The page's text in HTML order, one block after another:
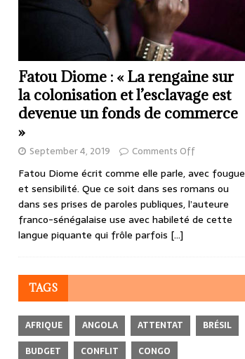
Fatou Diome : « La rengaine sur
la colonisation et l’esclavage est
devenue un fonds de commerce
»
September 4, 2019 Comments Off
Fatou Diome écrit comme elle parle, avec fougue
et sensibilité. Que ce soit dans ses romans ou
dans ses prises de paroles publiques, l’auteure
franco-sénégalaise use avec habileté de cette
langue piquante qui frôle parfois […]
TAGS
AFRIQUE ANGOLA ATTENTAT
BRÉSIL
BUDGET
CONFLIT
CONGO